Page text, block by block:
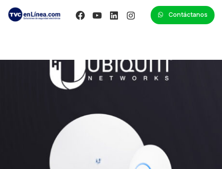
Contáctanos